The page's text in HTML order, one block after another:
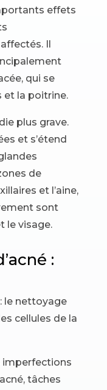
effets
Il
qui se
et la poitrine.
plus grave.
et s’étend
de
et l’aine,
sont
le visage.
:
le nettoyage
cellules de la
imperfections
tâches